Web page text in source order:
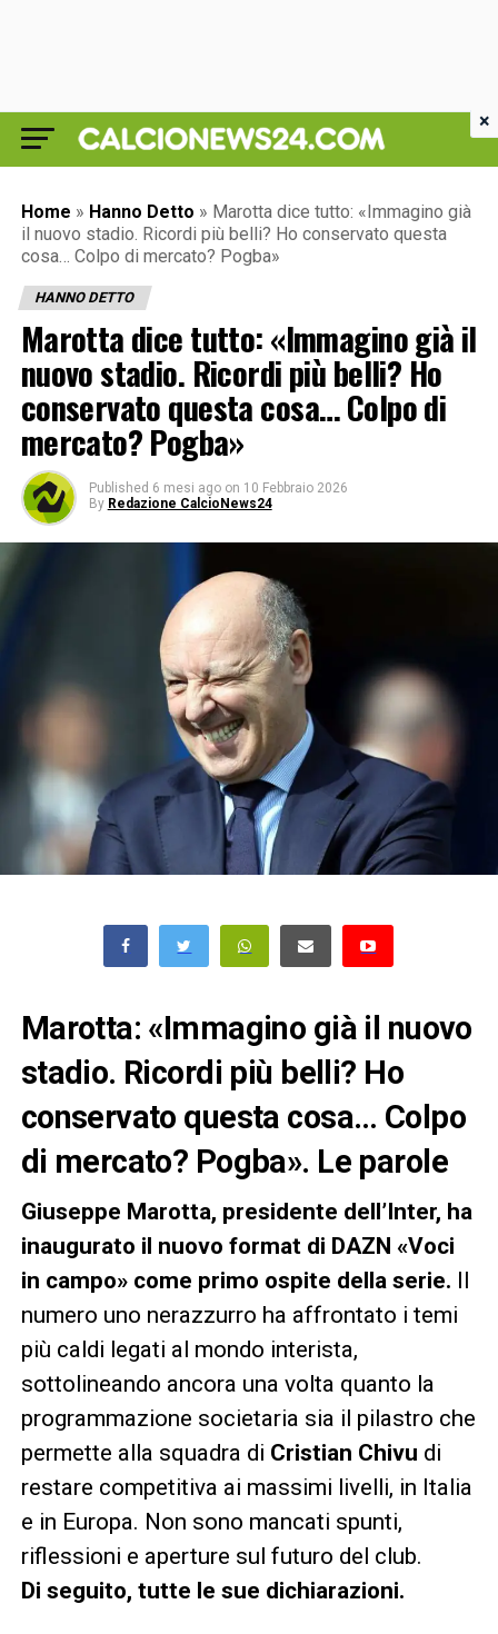
Home » Hanno Detto » Marotta dice tutto: «Immagino già
il nuovo stadio. Ricordi più belli? Ho conservato questa
cosa… Colpo di mercato? Pogba»
HANNO DETTO
Marotta dice tutto: «Immagino già il
nuovo stadio. Ricordi più belli? Ho
conservato questa cosa… Colpo di
mercato? Pogba»
Published 6 mesi ago on 10 Febbraio 2026
By Redazione CalcioNews24
Marotta: «Immagino già il nuovo
stadio. Ricordi più belli? Ho
conservato questa cosa… Colpo
di mercato? Pogba». Le parole
Giuseppe Marotta, presidente dell’Inter, ha
inaugurato il nuovo format di DAZN «Voci
in campo» come primo ospite della serie.
numero uno nerazzurro ha affrontato i temi
più caldi legati al mondo interista,
sottolineando ancora una volta quanto la
programmazione societaria sia il pilastro che
permette alla squadra di Cristian Chivu di
restare competitiva ai massimi livelli, in Italia
e in Europa. Non sono mancati spunti,
riflessioni e aperture sul futuro del club.
Di seguito, tutte le sue dichiarazioni.
×